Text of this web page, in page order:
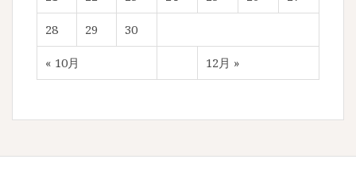
« 10月 12月 »
28 29 30